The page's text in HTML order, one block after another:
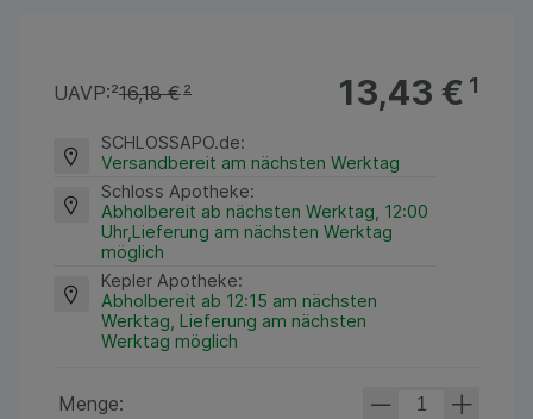
13,43 €¹
UAVP:²16,18 €²
SCHLOSSAPO.de:
Versandbereit am nächsten Werktag
Schloss Apotheke:
Abholbereit ab nächsten Werktag, 12:00
Uhr,Lieferung am nächsten Werktag
möglich
Kepler Apotheke:
Abholbereit ab 12:15 am nächsten
Werktag, Lieferung am nächsten
Werktag möglich
Menge: